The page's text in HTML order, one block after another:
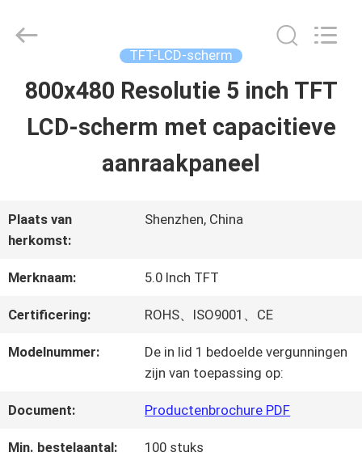
THUIS
OVER
ONS
FABRIEKSTOCHT
KWALITEITSCONTROLE
ChengHao
Reserved.
TFT-LCD-scherm
800x480 Resolutie 5 inch TFT
LCD-scherm met capacitieve
aanraakpaneel
Plaats van
herkomst:
Shenzhen, China
Merknaam: 5.0 Inch TFT
Certificering: ROHS、ISO9001、CE
Modelnummer:
De in lid 1 bedoelde vergunningen
zijn van toepassing op:
Document: Productenbrochure PDF
Min. bestelaantal: 100 stuks